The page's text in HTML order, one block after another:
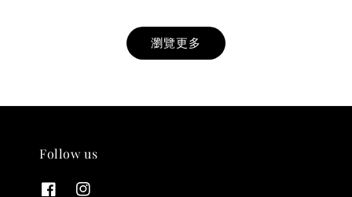
THT 九週年紀念 T-shirt
瀏覽更多
Follow us